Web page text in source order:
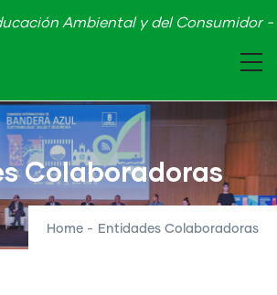
Ambiental y del Consumidor
Colaboradoras
Home - Entidades Colaboradoras